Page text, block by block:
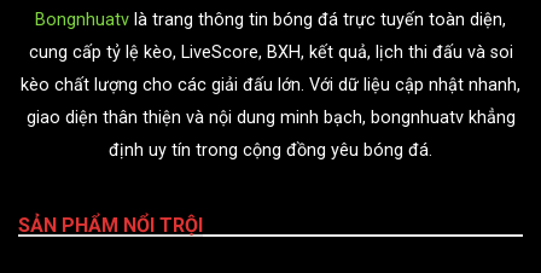
Bongnhuatv là trang thông tin bóng đá trực tuyến toàn diện,
cung cấp tỷ lệ kèo, LiveScore, BXH, kết quả, lịch thi đấu và soi
kèo chất lượng cho các giải đấu lớn. Với dữ liệu cập nhật nhanh,
giao diện thân thiện và nội dung minh bạch, bongnhuatv khẳng
định uy tín trong cộng đồng yêu bóng đá.
SẢN PHẨM NỔI TRỘI